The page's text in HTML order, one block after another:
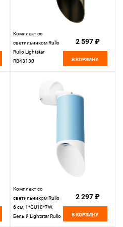
Комплект со
светильником Rullo
Rullo Lightstar
RB43130
2 597 ₽
В КОРЗИНУ
Комплект со
светильником Rullo
6 см, 1*GU10*7W,
Белый Lightstar Rullo
2 297 ₽
В КОРЗИНУ